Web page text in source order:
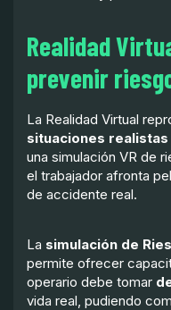
Realidad
prevenir
La Realidad Virtual
situaciones
una simulación VR de
el trabajador afronta
de accidente real.
La simulación de
permite ofrecer
operario debe tomar
vida real, pudiendo